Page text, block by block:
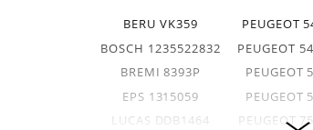
BERU VK359
BOSCH 1235522832
BREMI 8393P
EPS 1315059
LUCAS DDB1464
PEUGEOT
PEUGEOT
PEUGEOT
PEUGEOT
PEUGEOT